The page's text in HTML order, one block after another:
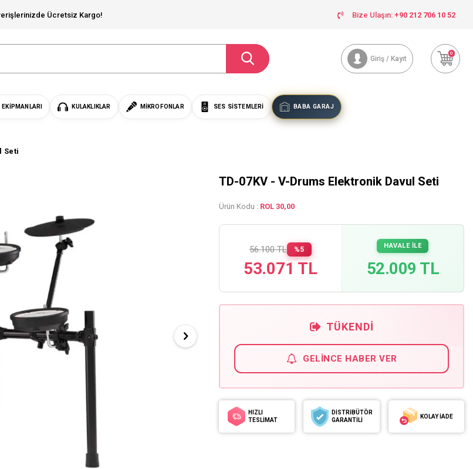
Ücretsiz Kargo! Bize Ulaşın: +90 212 706 10 52
Giriş / Kayıt
0
EKIPMANLARI KULAKLIKLAR MIKROFONLAR SES SISTEMLERI BABA GARAJ
Seti
TD-07KV - V-Drums Elektronik Davul Seti
Ürün Kodu : ROL 30,00
56.100 TL %5
53.071 TL
HAVALE İLE
52.009 TL
TÜKENDI
GELINCE HABER VER
HIZLI
TESLİMAT
DİSTRİBÜTÖR
GARANTİLİ
KOLAY İADE